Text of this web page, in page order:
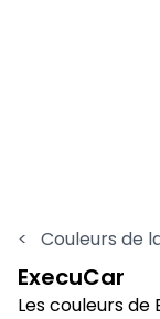
< Couleurs de
ExecuCar
Les couleurs de